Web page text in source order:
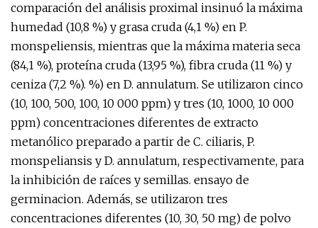
comparación del análisis proximal insinuó la máxima
humedad (10,8 %) y grasa cruda (4,1 %) en P.
monspeliensis, mientras que la máxima materia seca
(84,1 %), proteína cruda (13,95 %), fibra cruda (11 %) y
ceniza (7,2 %). %) en D. annulatum. Se utilizaron cinco
(10, 100, 500, 100, 10 000 ppm) y tres (10, 1000, 10 000
ppm) concentraciones diferentes de extracto
metanólico preparado a partir de C. ciliaris, P.
monspeliansis y D. annulatum, respectivamente, para
la inhibición de raíces y semillas. ensayo de
germinacion. Además, se utilizaron tres
concentraciones diferentes (10, 30, 50 mg) de polvo